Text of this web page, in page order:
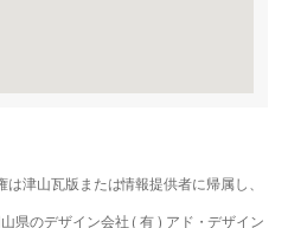
津山瓦版または情報提供者に帰属し、
県のデザイン会社 ( 有 ) アド・デザイン